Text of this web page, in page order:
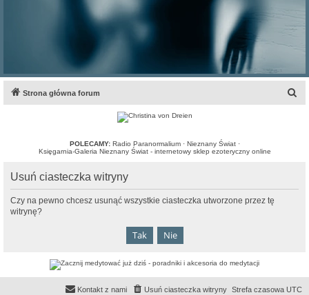
Strona główna forum
POLECAMY: Radio Paranormalium· Nieznany Świat·
Księgarnia-Galeria Nieznany Świat - internetowy sklep ezoteryczny online
Usuń ciasteczka witryny
Czy na pewno chcesz usunąć wszystkie ciasteczka utworzone przez tę
witrynę?
Strefa czasowa UTC
Usuń ciasteczka witryny
Kontakt z nami